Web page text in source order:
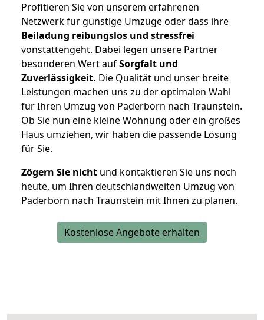
Profitieren Sie von unserem erfahrenen
Netzwerk für günstige Umzüge oder dass ihre
Beiladung reibungslos und stressfrei
vonstattengeht. Dabei legen unsere Partner
besonderen Wert aufSorgfalt und
Zuverlässigkeit. Die Qualität und unser breite
Leistungen machen uns zu der optimalen Wahl
für Ihren Umzug von Paderborn nach Traunstein.
Ob Sie nun eine kleine Wohnung oder ein großes
Haus umziehen, wir haben die passende Lösung
für Sie.
Zögern Sie nicht und kontaktieren Sie uns noch
heute, um Ihren deutschlandweiten Umzug von
Paderborn nach Traunstein mit Ihnen zu planen.
Kostenlose Angebote erhalten